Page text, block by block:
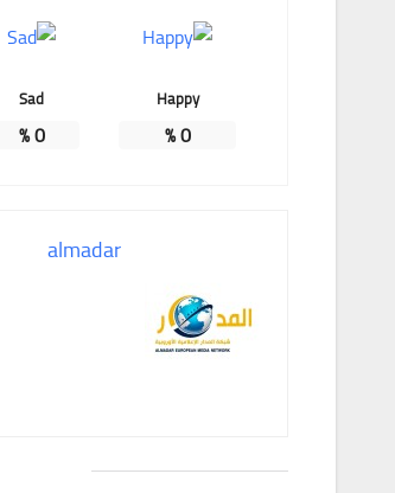
Happy
0
%
Sad
0
%
almadar